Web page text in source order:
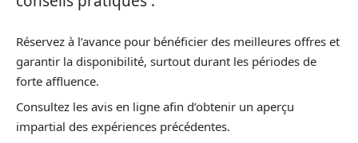
Réservez à l’avance pour bénéficier des meilleures offres et
garantir la disponibilité, surtout durant les périodes de
forte affluence.
Consultez les avis en ligne afin d’obtenir un aperçu
impartial des expériences précédentes.